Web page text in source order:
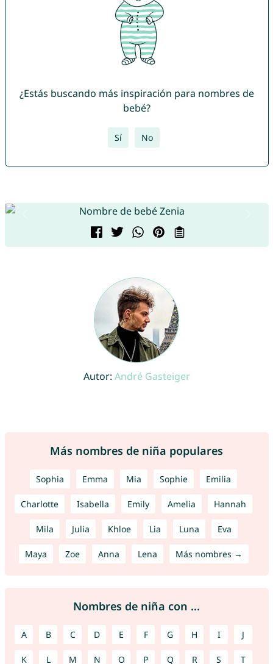
¿Estás buscando más inspiración para nombres de
bebé?
Sí No
Autor: André Gasteiger
Más nombres de niña populares
Sophia Emma Mia Sophie Emilia
Charlotte Isabella Emily Amelia Hannah
Mila Julia Khloe Lia Luna Eva
Maya Zoe Anna Lena Más nombres →
Nombres de niña con ...
A B C D E F G H I J
K L M N O P Q R S T